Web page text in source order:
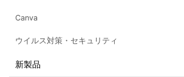
Canva
ウイルス対策・セキュリティ
新製品